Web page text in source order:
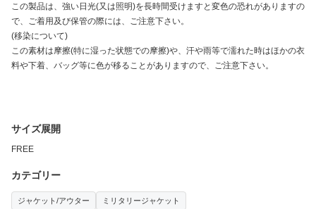
この製品は、強い日光(又は照明)を長時間受けますと変色の恐れがありますの
で、ご着用及び保管の際には、ご注意下さい。
(移染について)
この素材は摩擦(特に湿った状態での摩擦)や、汗や雨等で濡れた時はほかの衣
料や下着、バッグ等に色が移ることがありますので、ご注意下さい。
サイズ展開
FREE
カテゴリー
ジャケット/アウター ミリタリージャケット